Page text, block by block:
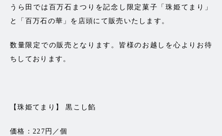
うら田では百万石まつりを記念し限定菓子「珠姫てまり」
と「百万石の華」を店頭にて販売いたします。
数量限定での販売となります。皆様のお越しを心よりお待
ちしております。
【珠姫てまり】 黒こし餡
価格：227円／個